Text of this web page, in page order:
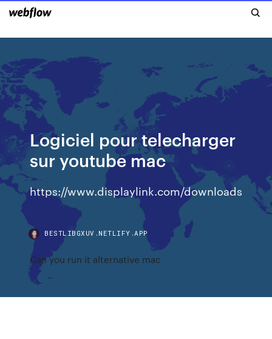
Logiciel pour telecharger
sur youtube mac
https://www.displaylink.com/downloads
BESTLIBGXUV.NETLIFY.APP
Can you run it alternative mac